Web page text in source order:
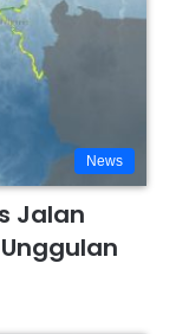
News
Jalan